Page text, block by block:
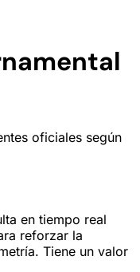
oficiales según
en tiempo real
reforzar la
Tiene un valor